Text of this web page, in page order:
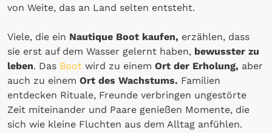
von Weite, das an Land selten entsteht.
Viele, die ein Nautique Boot kaufen, erzählen, dass
sie erst auf dem Wasser gelernt haben, bewusster zu
leben. Das Boot wird zu einem Ort der Erholung, aber
auch zu einem Ort des Wachstums. Familien
entdecken Rituale, Freunde verbringen ungestörte
Zeit miteinander und Paare genießen Momente, die
sich wie kleine Fluchten aus dem Alltag anfühlen.